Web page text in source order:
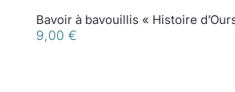
Bavoir à bavouillis « Histoire
9,00 €